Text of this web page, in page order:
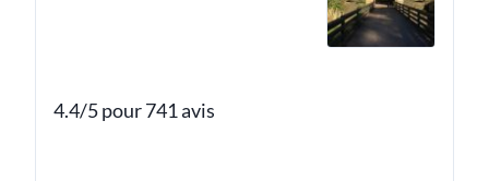
4.4/5 pour 741 avis